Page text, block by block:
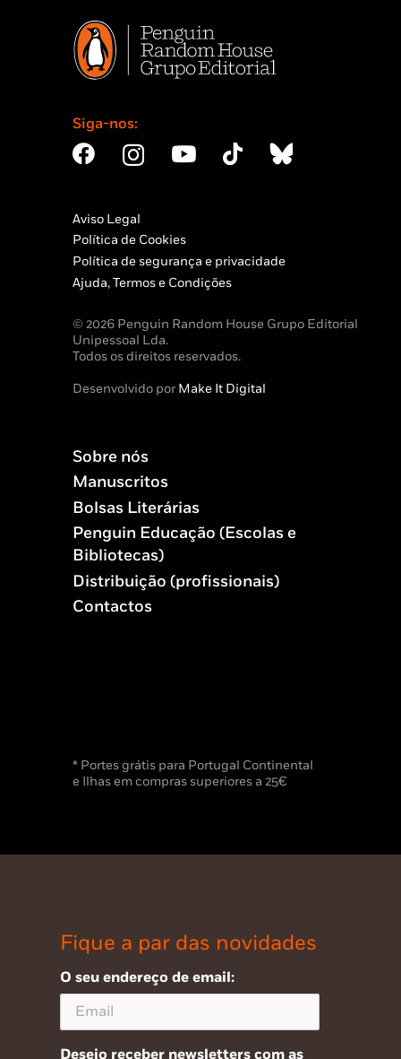
Siga-nos:
Aviso Legal
Política de Cookies
Política de segurança e privacidade
Ajuda, Termos e Condições
© 2026 Penguin Random House Grupo Editorial
Unipessoal Lda.
Todos os direitos reservados.
Desenvolvido porMake It Digital
Sobre nós
Manuscritos
Bolsas Literárias
Penguin Educação (Escolas e
Bibliotecas)
Distribuição (profissionais)
Contactos
* Portes grátis para Portugal Continental
e Ilhas em compras superiores a 25€
Fique a par das novidades
O seu endereço de email:
Desejo receber newsletters com as